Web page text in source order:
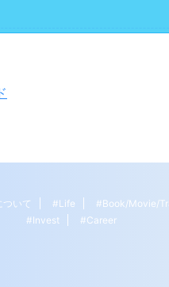
ついて #Life
#Book/Movie/
#Invest
#Career